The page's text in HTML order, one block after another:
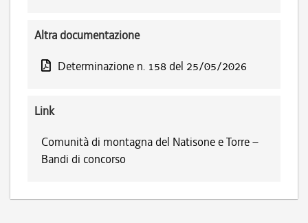
Altra documentazione
Determinazione n. 158 del 25/05/2026
Link
Comunità di montagna del Natisone e Torre –
Bandi di concorso